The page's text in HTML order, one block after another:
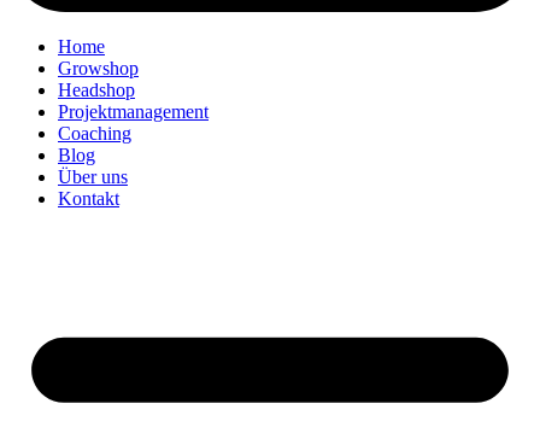
Home
Growshop
Headshop
Projektmanagement
Coaching
Blog
Über uns
Kontakt